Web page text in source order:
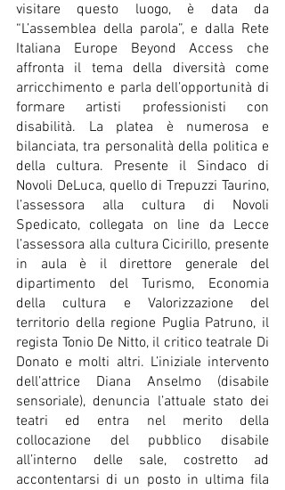
visitare questo luogo, è data da
“L’assemblea della parola”, e dalla Rete
Italiana Europe Beyond Access che
affronta il tema della diversità come
arricchimento e parla dell’opportunità di
formare artisti professionisti con
disabilità. La platea è numerosa e
bilanciata, tra personalità della politica e
della cultura. Presente il Sindaco di
Novoli DeLuca, quello di Trepuzzi Taurino,
l’assessora alla cultura di Novoli
Spedicato, collegata on line da Lecce
l’assessora alla cultura Cicirillo, presente
in aula è il direttore generale del
dipartimento del Turismo, Economia
della cultura e Valorizzazione del
territorio della regione Puglia Patruno, il
regista Tonio De Nitto, il critico teatrale Di
Donato e molti altri. L’iniziale intervento
dell’attrice Diana Anselmo (disabile
sensoriale), denuncia l’attuale stato dei
teatri ed entra nel merito della
collocazione del pubblico disabile
all’interno delle sale, costretto ad
accontentarsi di un posto in ultima fila